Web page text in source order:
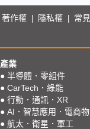
著作權 隱私權 常
產業
● 半導體．零組件
● CarTech．綠能
● 行動．通訊．XR
● AI．智慧應用．電商
● 航太．衛星．軍工